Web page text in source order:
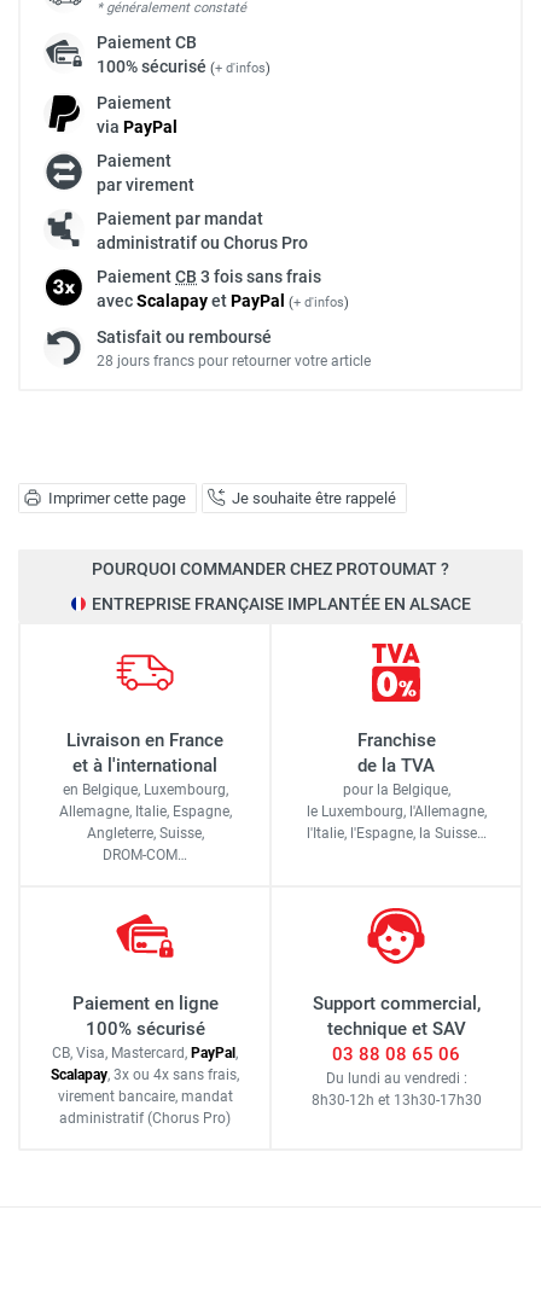
Imprimer cette page Je souhaite être rappelé
* généralement constaté
PaiementCB
100% sécurisé (+ d'infos)
Paiement
via PayPal
Paiement
par virement
Paiement par mandat
administratif ou Chorus Pro
PaiementCB 3 fois sans frais
avecScalapayetPayPal (+ d'infos)
Satisfait ou remboursé
28 jours francs pour retourner votre article
POURQUOI COMMANDER CHEZ PROTOUMAT ?
ENTREPRISE FRANÇAISE IMPLANTÉE EN ALSACE
Livraison en France
et à l'international
en Belgique, Luxembourg,
Allemagne, Italie, Espagne,
Angleterre, Suisse,
DROM-COM…
Franchise
de la TVA
pour la Belgique,
le Luxembourg, l'Allemagne,
l'Italie, l'Espagne, la Suisse…
Paiement en ligne
100% sécurisé
CB, Visa, Mastercard, PayPal,
Scalapay, 3x ou 4x sans frais,
virement bancaire, mandat
administratif (Chorus Pro)
Support commercial,
technique et SAV
03 88 08 65 06
Du lundi au vendredi :
8h30-12h et 13h30-17h30